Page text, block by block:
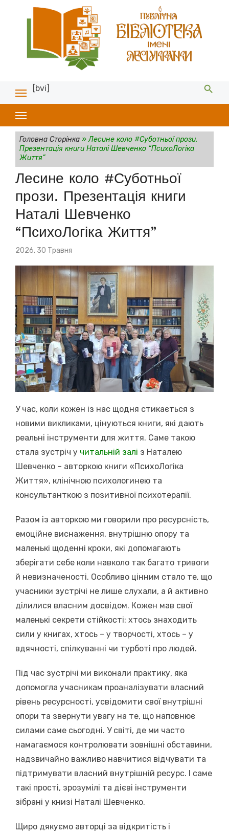
[bvi]
Головна Сторінка»Лесине коло #Суботньої прози.
Презентація книги Наталі Шевченко “ПсихоЛогіка
Життя”
Лесине коло #Суботньої
прози. Презентація книги
Наталі Шевченко
“ПсихоЛогіка Життя”
Posted
2026, 30 Травня
У час, коли кожен із нас щодня стикається з
новими викликами, цінуються книги, які дають
реальні інструменти для життя. Саме такою
стала зустріч у читальній залі з Наталею
Шевченко – авторкою книги «ПсихоЛогіка
Життя», клінічною психологинею та
консультанткою з позитивної психотерапії.
Разом із авторкою ми говорили про ресурсність,
емоційне виснаження, внутрішню опору та
маленькі щоденні кроки, які допомагають
зберігати себе коли навколо так багато тривоги
й невизначеності. Особливо цінним стало те, що
учасники зустрічі не лише слухали, а й активно
ділилися власним досвідом. Кожен мав свої
маленькі секрети стійкості: хтось знаходить
сили у книгах, хтось – у творчості, хтось – у
вдячності, спілкуванні чи турботі про людей.
Під час зустрічі ми виконали практику, яка
допомогла учасникам проаналізувати власний
рівень ресурсності, усвідомити свої внутрішні
опори та звернути увагу на те, що наповнює
силами саме сьогодні. У світі, де ми часто
намагаємося контролювати зовнішні обставини,
надзвичайно важливо навчитися відчувати та
підтримувати власний внутрішній ресурс. І саме
такі прості, зрозумілі та дієві інструменти
зібрані у книзі Наталі Шевченко.
Щиро дякуємо авторці за відкритість і